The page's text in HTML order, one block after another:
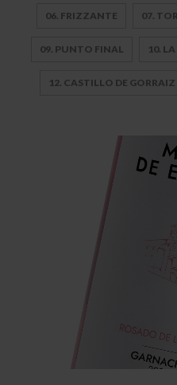
06. FRIZZANTE 07.
09. PUNTO FINAL 10.
12. CASTILLO DE GORRAIZ